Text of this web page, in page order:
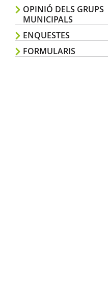
OPINIÓ DELS GRUPS
MUNICIPALS
ENQUESTES
FORMULARIS